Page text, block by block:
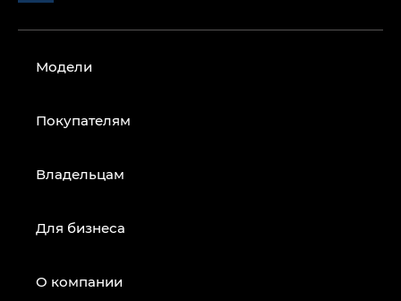
Модели
Покупателям
Владельцам
Для бизнеса
О компании